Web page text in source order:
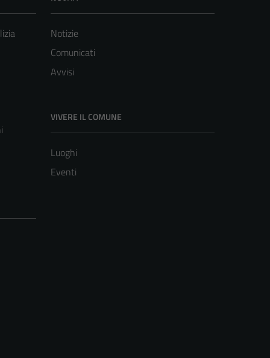
Notizie
Comunicati
Avvisi
VIVERE IL COMUNE
Luoghi
Eventi